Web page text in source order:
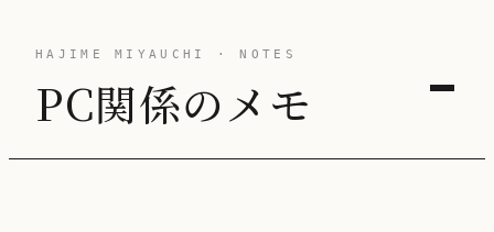
HAJIME MIYAUCHI · NOTES
PC関係のメモ